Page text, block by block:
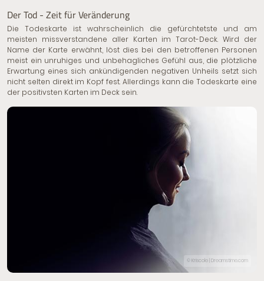
Der Tod - Zeit für Veränderung
Die Todeskarte ist wahrscheinlich die gefürchtetste und am
meisten missverstandene aller Karten im Tarot-Deck. Wird der
Name der Karte erwähnt, löst dies bei den betroffenen Personen
meist ein unruhiges und unbehagliches Gefühl aus, die plötzliche
Erwartung eines sich ankündigenden negativen Unheils setzt sich
nicht selten direkt im Kopf fest. Allerdings kann die Todeskarte eine
der positivsten Karten im Deck sein.
© Kriscole | Dreamstime.com